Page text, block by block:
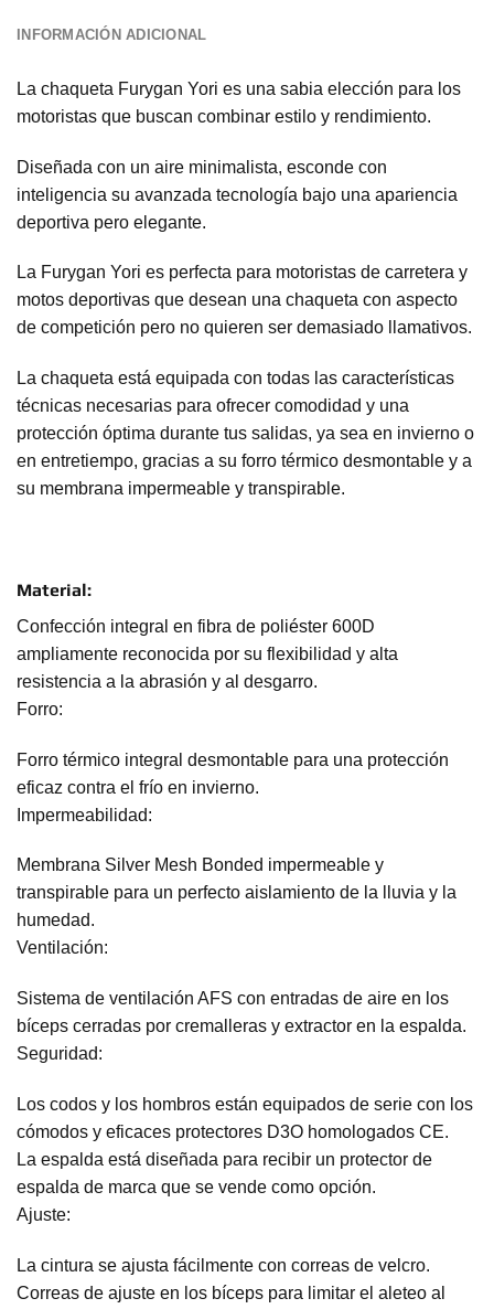
INFORMACIÓN ADICIONAL
La chaqueta Furygan Yori es una sabia elección para los
motoristas que buscan combinar estilo y rendimiento.
Diseñada con un aire minimalista, esconde con
inteligencia su avanzada tecnología bajo una apariencia
deportiva pero elegante.
La Furygan Yori es perfecta para motoristas de carretera y
motos deportivas que desean una chaqueta con aspecto
de competición pero no quieren ser demasiado llamativos.
La chaqueta está equipada con todas las características
técnicas necesarias para ofrecer comodidad y una
protección óptima durante tus salidas, ya sea en invierno o
en entretiempo, gracias a su forro térmico desmontable y a
su membrana impermeable y transpirable.
Material:
Confección integral en fibra de poliéster 600D
ampliamente reconocida por su flexibilidad y alta
resistencia a la abrasión y al desgarro.
Forro:
Forro térmico integral desmontable para una protección
eficaz contra el frío en invierno.
Impermeabilidad:
Membrana Silver Mesh Bonded impermeable y
transpirable para un perfecto aislamiento de la lluvia y la
humedad.
Ventilación:
Sistema de ventilación AFS con entradas de aire en los
bíceps cerradas por cremalleras y extractor en la espalda.
Seguridad:
Los codos y los hombros están equipados de serie con los
cómodos y eficaces protectores D3O homologados CE.
La espalda está diseñada para recibir un protector de
espalda de marca que se vende como opción.
Ajuste:
La cintura se ajusta fácilmente con correas de velcro.
Correas de ajuste en los bíceps para limitar el aleteo al